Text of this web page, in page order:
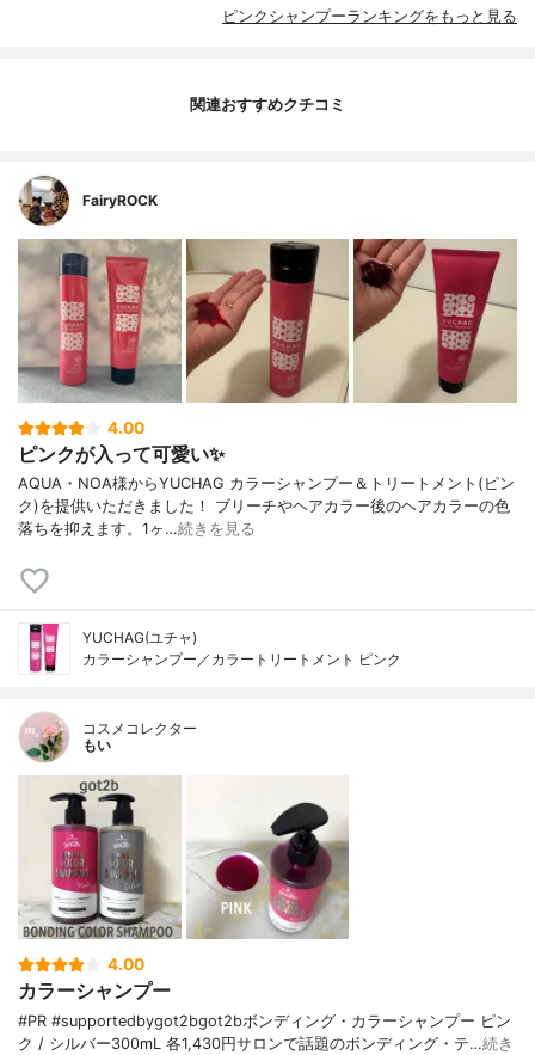
ピンクシャンプーランキングをもっと見る
関連おすすめクチコミ
FairyROCK
4.00
ピンクが入って可愛い✨
AQUA・NOA様からYUCHAG カラーシャンプー＆トリートメント(ピン
ク)を提供いただきました！ ブリーチやヘアカラー後のヘアカラーの色
落ちを抑えます。1ヶ…続きを見る
YUCHAG(ユチャ)
カラーシャンプー／カラートリートメント ピンク
コスメコレクター
もい
4.00
カラーシャンプー
#PR #supportedbygot2bgot2bボンディング・カラーシャンプー ピン
ク / シルバー300mL 各1,430円サロンで話題のボンディング・テ…続き